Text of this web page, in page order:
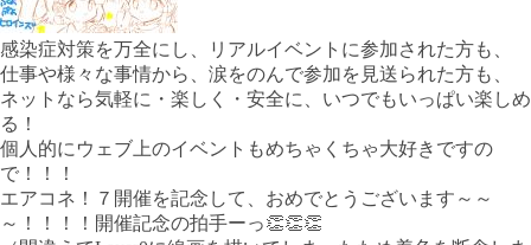
感染症対策を万全にし、リアルイベントに参加された方も、
仕事や様々な事情から、涙をのんで参加を見送られた方も、
ネットなら気軽に・楽しく・安全に、いつでもいっぱい楽しめ
る！
個人的にウェブ上のイベントもめちゃくちゃ大好きですの
で！！！
エアコネ！７開催を記念して、おめでとうございます～～
～！！！！開催記念の拍手ーっ👏👏👏